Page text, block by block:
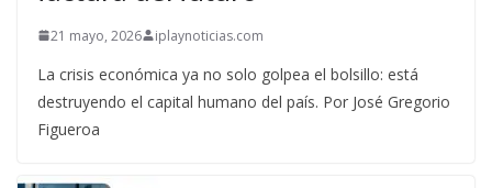
21 mayo, 2026 iplaynoticias.com
La crisis económica ya no solo golpea el bolsillo: está
destruyendo el capital humano del país. Por José Gregorio
Figueroa